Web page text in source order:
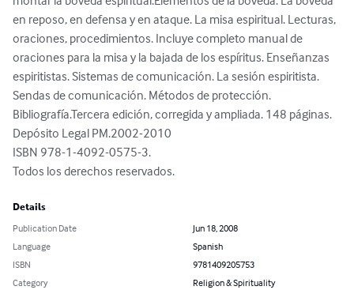
en reposo, en defensa y en ataque. La misa espiritual. Lecturas,
oraciones, procedimientos. Incluye completo manual de
oraciones para la misa y la bajada de los espíritus. Enseñanzas
espiritistas. Sistemas de comunicación. La sesión espiritista.
Sendas de comunicación. Métodos de protección.
Bibliografía.Tercera edición, corregida y ampliada. 148 páginas.
Depósito Legal PM.2002-2010
ISBN 978-1-4092-0575-3.
Todos los derechos reservados.
Details
Publication Date
Jun 18, 2008
Language
Spanish
ISBN
9781409205753
Category
Religion & Spirituality